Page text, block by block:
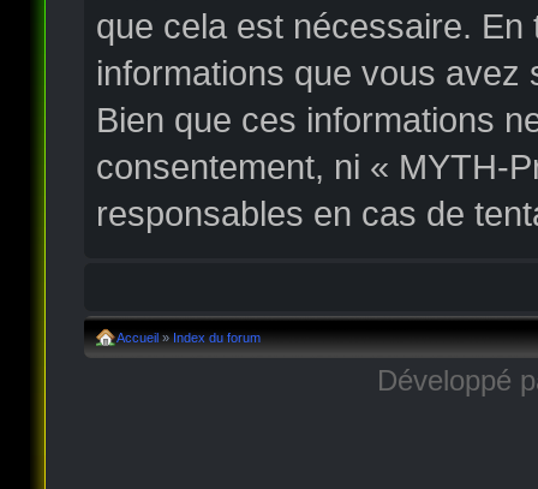
que cela est nécessaire.
informations que vous
Bien que ces informations
consentement, ni « MYTH-
responsables en cas de
Accueil » Index du forum
Développé